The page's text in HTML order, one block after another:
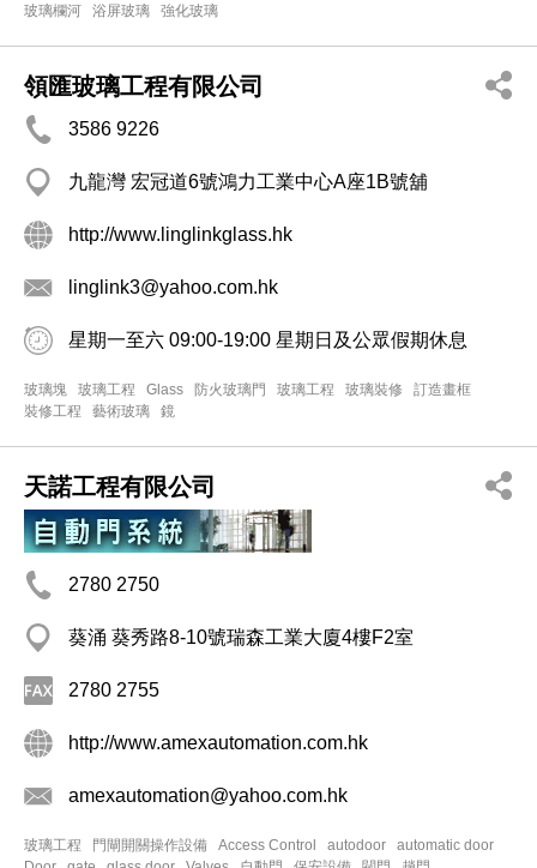
玻璃欄河
浴屏玻璃 強化玻璃
領匯玻璃工程有限公司
3586 9226
九龍灣 宏冠道6號鴻力工業中心A座1B號舖
http://www.linglinkglass.hk
linglink3@yahoo.com.hk
星期一至六 09:00-19:00 星期日及公眾假期休息
玻璃塊 玻璃工程 Glass 防火玻璃門 玻璃工程 玻璃裝修
訂造畫框
裝修工程
藝術玻璃 鏡
天諾工程有限公司
2780 2750
葵涌 葵秀路8-10號瑞森工業大廈4樓F2室
2780 2755
http://www.amexautomation.com.hk
amexautomation@yahoo.com.hk
玻璃工程 門閘開關操作設備 Access Control autodoor
automatic door